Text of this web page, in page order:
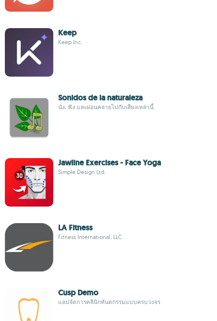
Keep
Keep Inc.
Sonidos de la naturaleza
นั่ง, ฟัง และผ่อนคลายไปกับเสียงเหล่านี้
Jawline Exercises - Face Yoga
Simple Design Ltd.
LA Fitness
Fitness International, LLC
Cusp Demo
แอปจัดการคลินิกทันตกรรมแบบครบวงจร